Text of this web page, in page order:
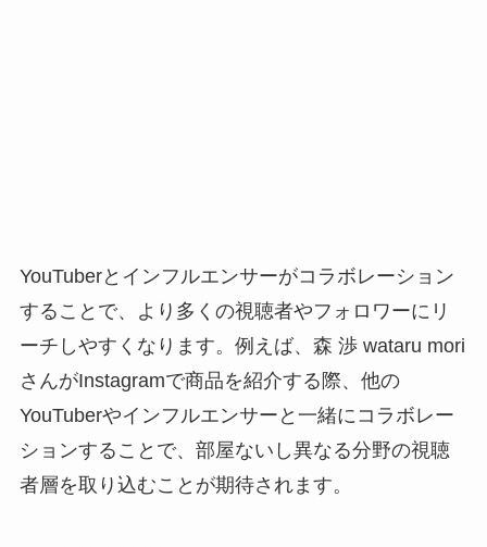
YouTuberとインフルエンサーがコラボレーション
することで、より多くの視聴者やフォロワーにリ
ーチしやすくなります。例えば、森 渉 wataru mori
さんがInstagramで商品を紹介する際、他の
YouTuberやインフルエンサーと一緒にコラボレー
ションすることで、部屋ないし異なる分野の視聴
者層を取り込むことが期待されます。